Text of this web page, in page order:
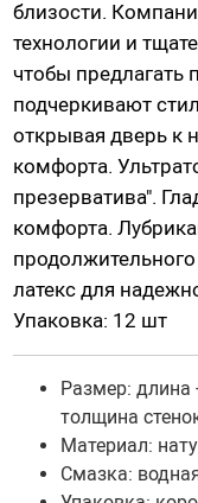
Помпа для клитора и
Помпы для груди и
Экстендеры
Насадки для помп
Кольца без вибрации
Кольца и насадки с
Насадки для двойного
Насадки на палец
близости.
технологии и
чтобы предлагать
подчеркивают
открывая дверь к
комфорта.
презерватива".
комфорта.
латекс для
Упаковка: 12 шт
Размер: длина
толщина
Материал:
Смазка: